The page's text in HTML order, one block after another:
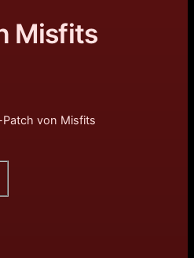
Misfits
Patch von Misfits